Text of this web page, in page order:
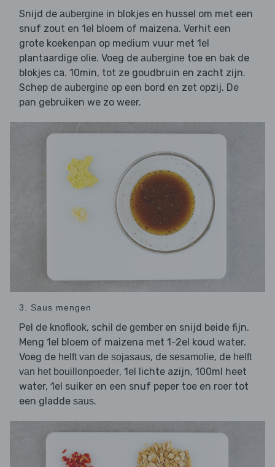
Snijd de aubergine in blokjes en hussel om met een
snuf zout en 1el bloem of maizena. Verhit een
grote koekenpan op medium vuur met 1el
plantaardige olie. Voeg de aubergine toe en bak de
blokjes ca. 10min, tot ze goudbruin en zacht zijn.
Schep de aubergine op een bord en zet opzij. De
pan gebruiken we zo weer.
3. Saus mengen
Pel de knoflook, schil de gember en snijd beide fijn.
Meng 1el bloem of maizena met 1-2el koud water.
Voeg de helft van de sojasaus, de sesamolie, de helft
van het bouillonpoeder, 1el lichte azijn, 100ml heet
water, 1el suiker en een snuf peper toe en roer tot
een gladde saus.